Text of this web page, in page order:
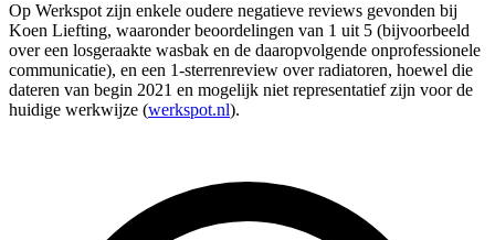
Op Werkspot zijn enkele oudere negatieve reviews gevonden bij
Koen Liefting, waaronder beoordelingen van 1 uit 5 (bijvoorbeeld
over een losgeraakte wasbak en de daaropvolgende onprofessionele
communicatie), en een 1‑sterrenreview over radiatoren, hoewel die
dateren van begin 2021 en mogelijk niet representatief zijn voor de
huidige werkwijze (werkspot.nl).